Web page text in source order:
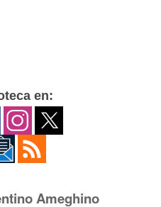
en:
Ameghino